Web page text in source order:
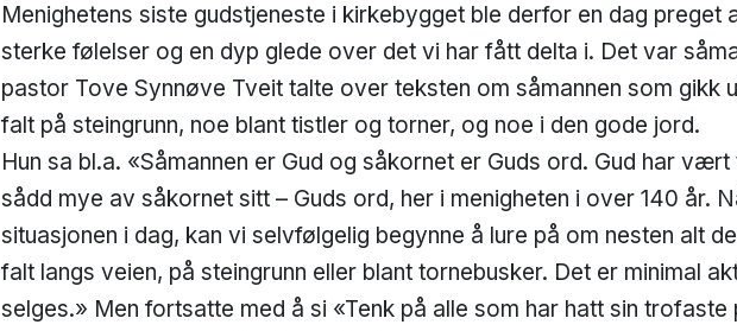
Menighetens siste gudstjeneste i kirkebygget ble derfor en dag preget
sterke følelser og en dyp glede over det vi har fått delta i. Det var
pastor Tove Synnøve Tveit talte over teksten om såmannen som gikk
falt på steingrunn, noe blant tistler og torner, og noe i den gode jord.
Hun sa bl.a. «Såmannen er Gud og såkornet er Guds ord. Gud har
sådd mye av såkornet sitt – Guds ord, her i menigheten i over 140 år.
situasjonen i dag, kan vi selvfølgelig begynne å lure på om nesten alt
falt langs veien, på steingrunn eller blant tornebusker. Det er minimal
selges.» Men fortsatte med å si «Tenk på alle som har hatt sin trofaste